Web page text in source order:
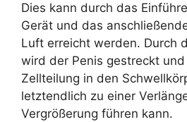
Dies kann durch das
Gerät und das
Luft erreicht werden. Durch
wird der Penis gestreckt
Zellteilung in den
letztendlich zu einer
Vergrößerung führen kann.